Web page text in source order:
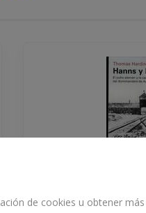
de cookies u obtener